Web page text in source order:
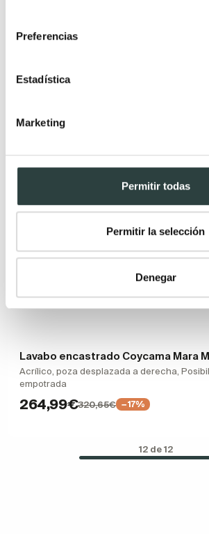
Preferencias
Estadística
Marketing
Permitir todas
Permitir la selección
Denegar
Rebajas
Lavabo encastrado Coycama Mara
Acrílico, poza desplazada a derecha,
empotrada
264,99€320,65€ −17%
12 de 12